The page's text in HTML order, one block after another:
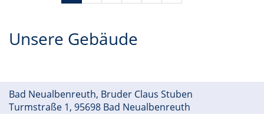
Unsere Gebäude
Bad Neualbenreuth, Bruder Claus Stuben
Turmstraße 1, 95698 Bad Neualbenreuth